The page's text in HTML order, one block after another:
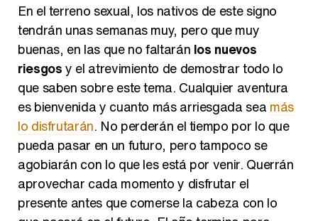
En el terreno sexual, los nativos de este signo
tendrán unas semanas muy, pero que muy
buenas, en las que no faltarán los nuevos
riesgosy el atrevimiento de demostrar todo lo
que saben sobre este tema. Cualquier aventura
es bienvenida y cuanto más arriesgada sea más
lo disfrutarán. No perderán el tiempo por lo que
pueda pasar en un futuro, pero tampoco se
agobiarán con lo que les está por venir. Querrán
aprovechar cada momento y disfrutar el
presente antes que comerse la cabeza con lo